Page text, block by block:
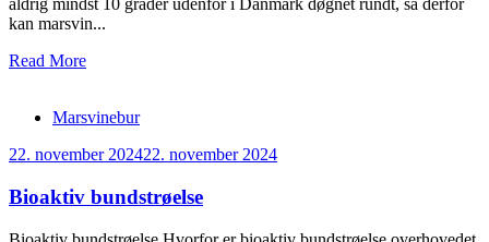
aldrig mindst 10 grader udenfor i Danmark døgnet rundt, så derfor
kan marsvin...
Read More
Marsvinebur
22. november 202422. november 2024
Bioaktiv bundstrøelse